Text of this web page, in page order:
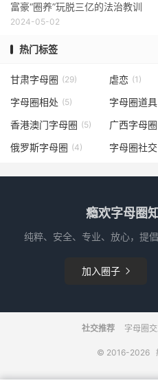
富豪“圈养”玩脱三亿的法治教训
2024-05-02
热门标签
甘肃字母圈 (29) 虐恋 (1)
字母圈相处 (5) 字母圈道具
香港澳门字母圈 (5) 广西字母圈
俄罗斯字母圈 (4) 字母圈社交
瘾欢字母圈
纯粹、安全、专业、放心，提
加入圈子 
社交推荐 字母圈
© 2016-2026